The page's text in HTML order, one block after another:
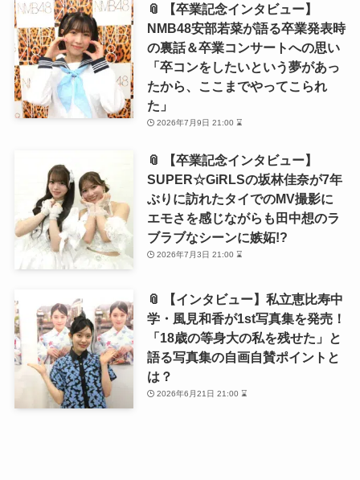
📎 【卒業記念インタビュー】
NMB48安部若菜が語る卒業発表時
の裏話＆卒業コンサートへの思い
「卒コンをしたいという夢があっ
たから、ここまでやってこられ
た」
2026年7月9日 21:00 ⌛
📎 【卒業記念インタビュー】
SUPER☆GiRLSの坂林佳奈が7年
ぶりに訪れたタイでのMV撮影に
エモさを感じながらも田中想のラ
ブラブなシーンに嫉妬!?
2026年7月3日 21:00 ⌛
📎 【インタビュー】私立恵比寿中
学・風見和香が1st写真集を発売！
「18歳の等身大の私を残せた」と
語る写真集の自画自賛ポイントと
は？
2026年6月21日 21:00 ⌛